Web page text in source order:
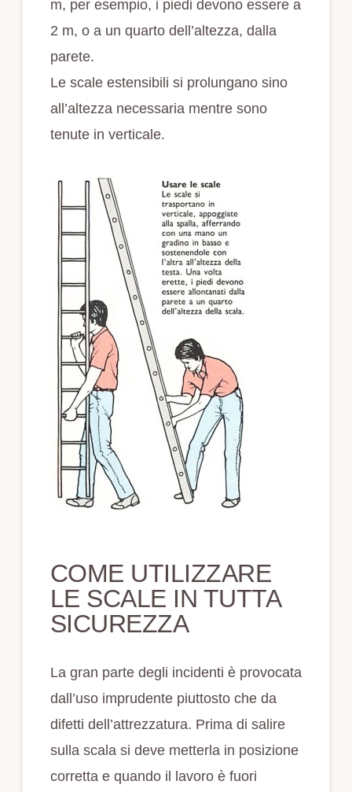
m, per esempio, i piedi devono essere a
2 m, o a un quarto dell’altezza, dalla
parete.
Le scale estensibili si prolungano sino
all’altezza necessaria mentre sono
tenute in verticale.
COME UTILIZZARE
LE SCALE IN TUTTA
SICUREZZA
La gran parte degli incidenti è provocata
dall’uso imprudente piuttosto che da
difetti dell’attrezzatura. Prima di salire
sulla scala si deve metterla in posizione
corretta e quando il lavoro è fuori